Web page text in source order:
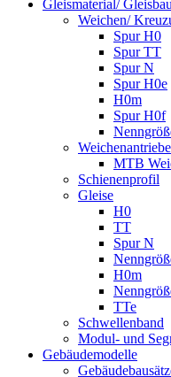
Gleismaterial/ Gleisbau
Weichen/
Spur H0
Spur TT
Spur N
Spur H0e
H0m
Spur H0f
Weichenantriebe
MTB
Schienenprofil
Gleise
H0
TT
Spur N
H0m
TTe
Schwellenband
Modul- und
Gebäudemodelle